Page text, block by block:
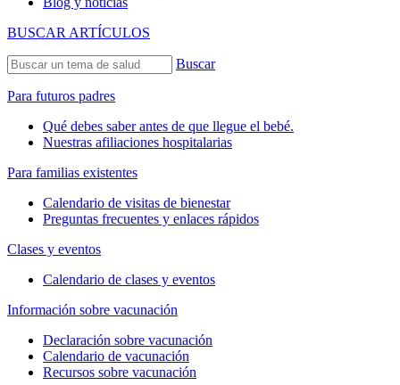
BUSCAR ARTÍCULOS
Buscar
Para futuros padres
Qué debes saber antes de que llegue el bebé.
Nuestras afiliaciones hospitalarias
Para familias existentes
Calendario de visitas de bienestar
Preguntas frecuentes y enlaces rápidos
Clases y eventos
Calendario de clases y eventos
Información sobre vacunación
Declaración sobre vacunación
Calendario de vacunación
Recursos sobre vacunación